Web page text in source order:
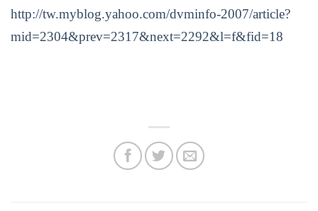
http://tw.myblog.yahoo.com/dvminfo-2007/article?
mid=2304&prev=2317&next=2292&l=f&fid=18